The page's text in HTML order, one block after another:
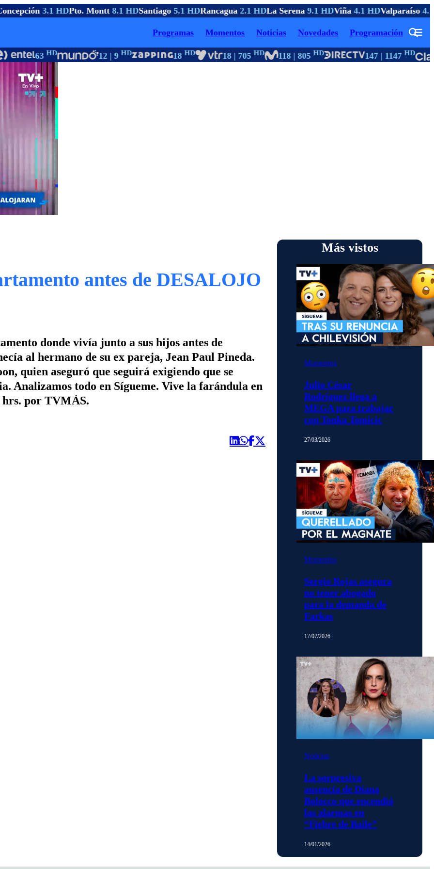
3.1 HDPto. Montt8.1 HDSantiago5.1 HDRancagua2.1 HDLa Serena9.1 HDViña4.1 HDValparaíso4.1
Programas Momentos Noticias Novedades Programación
63HD 12 | 9HD 18HD 18 | 705HD 118 | 805HD 147 | 1147HD
antes de DESALOJO
donde vivía junto a sus hijos antes de
al hermano de su ex pareja, Jean Paul Pineda.
quien aseguró que seguirá exigiendo que se
Analizamos todo en Sígueme. Vive la farándula en
hrs. por TVMÁS.
Más vistos
Momentos
Julio César
Rodríguez llega a
MEGA para trabajar
con Tonka Tomicic
27/03/2026
Momentos
Sergio Rojas asegura
no tener abogado
para la demanda de
Farkas
17/07/2026
Noticias
La sorpresiva
ausencia de Diana
Bolocco que encendió
las alarmas en
“Fiebre de Baile”
14/01/2026